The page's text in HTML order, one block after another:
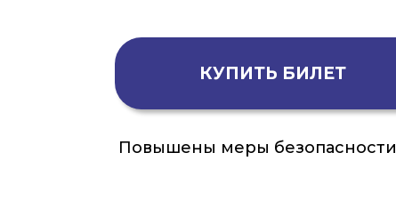
КУПИТЬ БИЛЕТ
Повышены меры безопасности